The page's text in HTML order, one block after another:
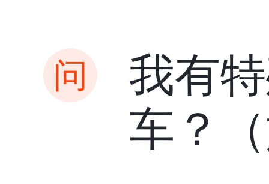
我有
车？